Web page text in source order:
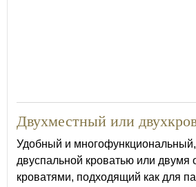
Двухместный или
Удобный и
двуспальной кроватью или двумя
кроватями, подходящий как для